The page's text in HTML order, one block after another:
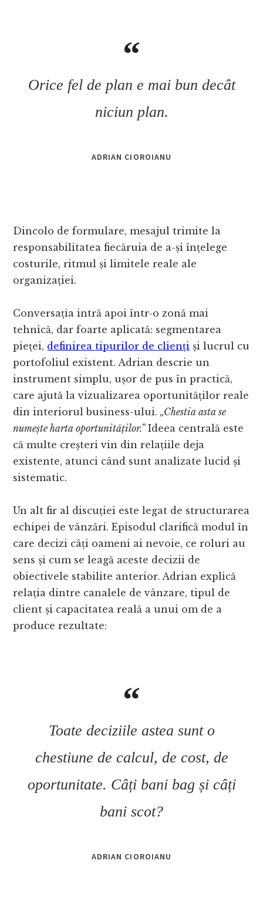
Orice fel de plan e mai bun decât
niciun plan.
ADRIAN CIOROIANU
Dincolo de formulare, mesajul trimite la
responsabilitatea fiecăruia de a-și înțelege
costurile, ritmul și limitele reale ale
organizației.
Conversația intră apoi într-o zonă mai
tehnică, dar foarte aplicată: segmentarea
pieței, definirea tipurilor de clienți și lucrul cu
portofoliul existent. Adrian descrie un
instrument simplu, ușor de pus în practică,
care ajută la vizualizarea oportunităților reale
din interiorul business-ului.„Chestia asta se
numește harta oportunităților.”Ideea centrală este
că multe creșteri vin din relațiile deja
existente, atunci când sunt analizate lucid și
sistematic.
Un alt fir al discuției este legat de structurarea
echipei de vânzări. Episodul clarifică modul în
care decizi câți oameni ai nevoie, ce roluri au
sens și cum se leagă aceste decizii de
obiectivele stabilite anterior. Adrian explică
relația dintre canalele de vânzare, tipul de
client și capacitatea reală a unui om de a
produce rezultate:
Toate deciziile astea sunt o
chestiune de calcul, de cost, de
oportunitate. Câți bani bag și câți
bani scot?
ADRIAN CIOROIANU